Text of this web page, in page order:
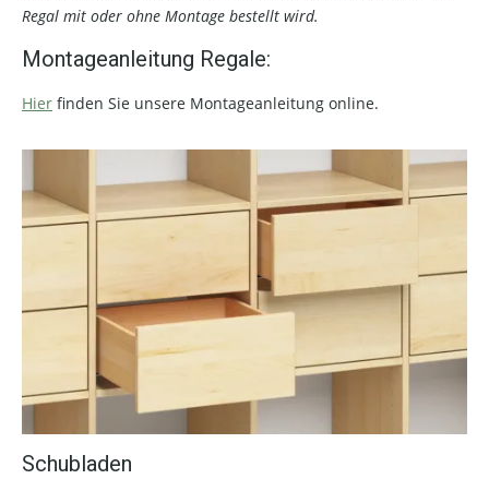
Regal mit oder ohne Montage bestellt wird.
Montageanleitung Regale:
Hier finden Sie unsere Montageanleitung online.
Schubladen